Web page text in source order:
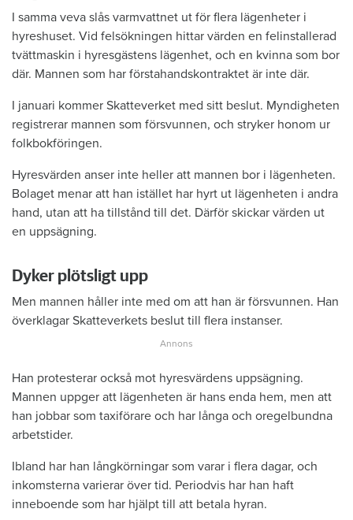
I samma veva slås varmvattnet ut för flera lägenheter i
hyreshuset. Vid felsökningen hittar värden en felinstallerad
tvättmaskin i hyresgästens lägenhet, och en kvinna som bor
där. Mannen som har förstahandskontraktet är inte där.
I januari kommer Skatteverket med sitt beslut. Myndigheten
registrerar mannen som försvunnen, och stryker honom ur
folkbokföringen.
Hyresvärden anser inte heller att mannen bor i lägenheten.
Bolaget menar att han istället har hyrt ut lägenheten i andra
hand, utan att ha tillstånd till det. Därför skickar värden ut
en uppsägning.
Dyker plötsligt upp
Men mannen håller inte med om att han är försvunnen. Han
överklagar Skatteverkets beslut till flera instanser.
Han protesterar också mot hyresvärdens uppsägning.
Mannen uppger att lägenheten är hans enda hem, men att
han jobbar som taxiförare och har långa och oregelbundna
arbetstider.
Ibland har han långkörningar som varar i flera dagar, och
inkomsterna varierar över tid. Periodvis har han haft
inneboende som har hjälpt till att betala hyran.